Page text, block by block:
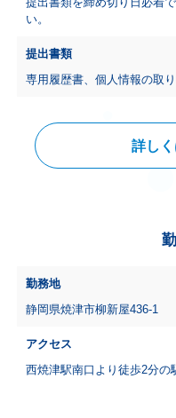
い。
提出書類
専用履歴書、個人情報の取
詳し
勤務地
静岡県焼津市柳新屋436-1
アクセス
西焼津駅南口より徒歩2分の